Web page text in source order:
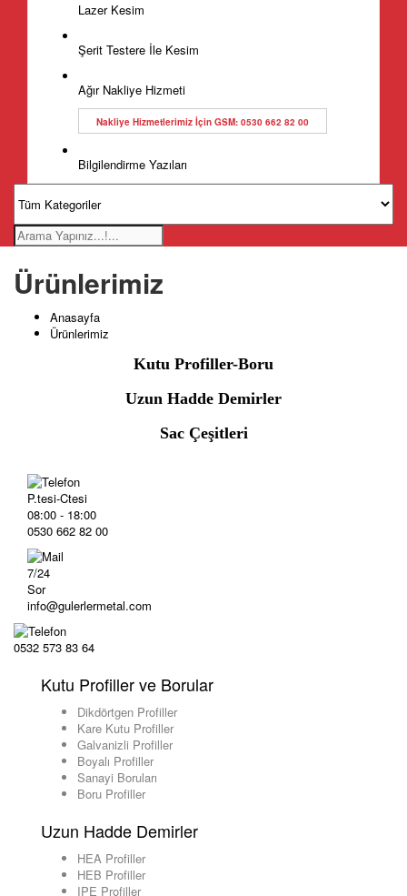
Lazer Kesim
Şerit Testere İle Kesim
Ağır Nakliye Hizmeti
Nakliye Hizmetlerimiz İçin GSM: 0530 662 82 00
Bilgilendirme Yazıları
Ürünlerimiz
Anasayfa
Ürünlerimiz
Kutu Profiller-Boru
Uzun Hadde Demirler
Sac Çeşitleri
P.tesi-Ctesi
08:00 - 18:00
0530 662 82 00
7/24
Sor
info@gulerlermetal.com
0532 573 83 64
Kutu Profiller ve Borular
Dikdörtgen Profiller
Kare Kutu Profiller
Galvanizli Profiller
Boyalı Profiller
Sanayi Boruları
Boru Profiller
Uzun Hadde Demirler
HEA Profiller
HEB Profiller
IPE Profiller